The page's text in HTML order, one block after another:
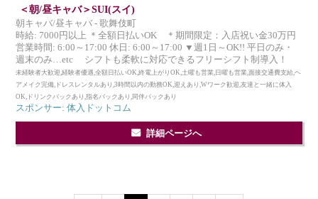
＜朝/昼キャバ＞SUI(スイ)
朝キャバ/昼キャバ - 歌舞伎町
時給: 7000円以上 ＊全額日払いOK ＊期間限定：入店祝い金30万円
営業時間: 6:00～17:00 休日: 6:00～17:00 ▼週1日～OK!! 平日のみ・
週末のみ…etc シフトも柔軟に対応できるフリーシフト制導入！
未経験者大歓迎,経験者優遇,全額日払いOK,終電上がりOK,土曜も営業,日曜も営業,面接交通費支給,ヘ
アメイク完備,ドレスレンタルあり,3時間以内の勤務OK,迎えあり,Wワーク歓迎,友達と一緒に体入
OK,ドリンクバックあり,指名バックあり,同伴バックあり
スポンサー: 体入ドットコム
詳細ページへ